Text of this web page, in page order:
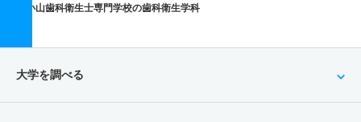
小山歯科衛生士専門学校の歯科衛生学科
大学を調べる